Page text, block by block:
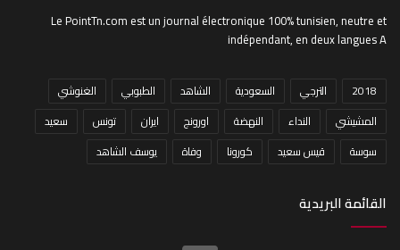
Le PointTn.com est un journal électronique 100% tunisien, neutre et
indépendant, en deux langues A
2018 الترجي السعودية الشاهد الطبوبي
الغنوشي
المشيشي
النداء النهضة اورونج ايران تونس
سعيد
سوسة
قيس سعيد كورونا وفاة يوسف الشاهد
القائمة البريدية